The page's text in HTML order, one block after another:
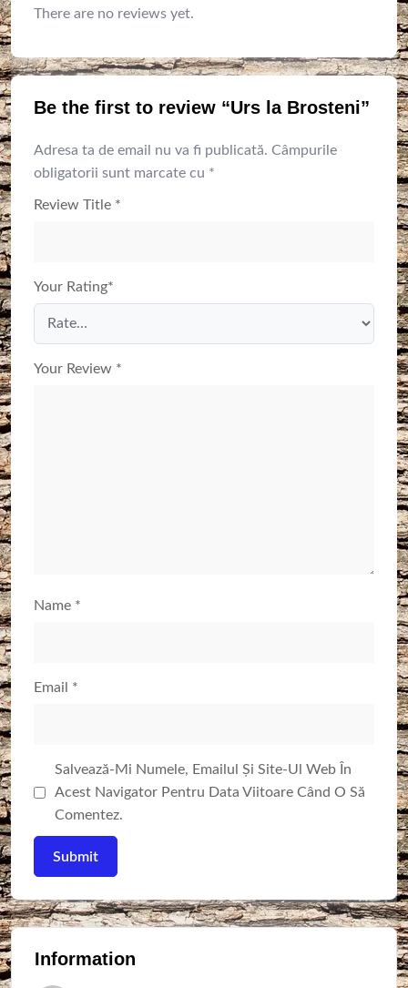
There are no reviews yet.
Be the first to review “Urs la Brosteni”
Adresa ta de email nu va fi publicată. Câmpurile
obligatorii sunt marcate cu *
Review Title *
Your Rating*
Your Review *
Name *
Email *
Salvează-Mi Numele, Emailul Și Site-Ul Web În
Acest Navigator Pentru Data Viitoare Când O Să
Comentez.
Information